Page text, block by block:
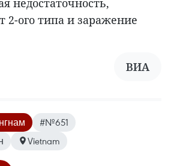
2-ого типа и заражение
ВИА
#№651
Vietnam